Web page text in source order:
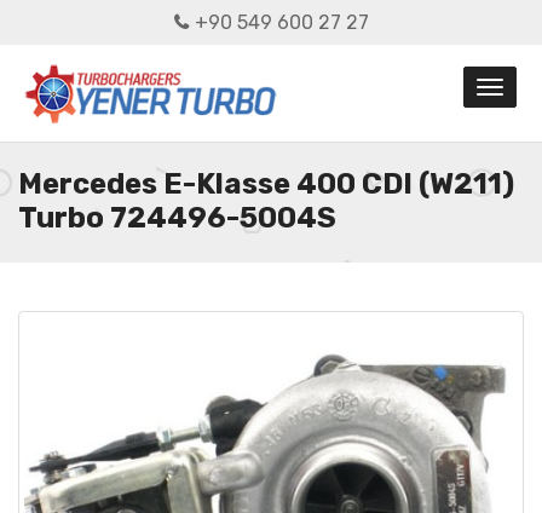
+90 549 600 27 27
Mercedes E-Klasse 400 CDI (W211)
Turbo 724496-5004S